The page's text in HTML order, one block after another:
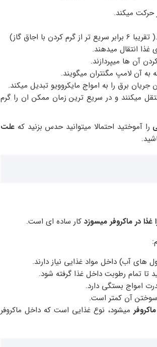
حرکت میکند.
اجاق گاز)
غذا انتقال میدهند.
آن ها میپردازند.
آن لامپ مگنتران میگویند.
برق را به امواج مایکروویو تبدیل میکند.
میکنند و در سریع ترین زمان ممکن ان را گرم
را آموختید احتمالا میتوانید حدس بزنید که علت
غذا در ماکروفر میسوزد کار ساده ای است.
های آب) داخل مواد غذایی نیاز دارند.
تا تمام رطوبت داخل غذا گرفته شود.
امواج بستگی دارد.
سوختن آن کمتر است.
میشود، نوع غذایی است که داخل ماکروفر